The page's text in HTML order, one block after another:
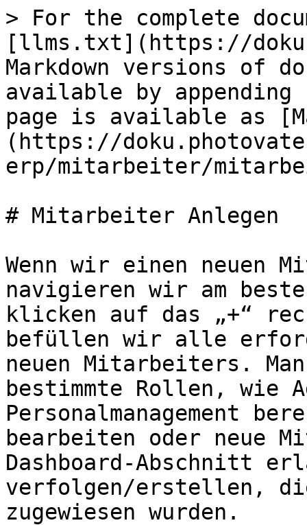
> For the complete
[llms.txt](https://
Markdown versions of
available by
page is available as
(https://
erp/mitarbeiter/
# Mitarbeiter Anlegen
Wenn wir einen neuen
navigieren wir am
klicken auf das „+“
befüllen wir alle
neuen Mitarbeiters.
bestimmte Rollen, wie
Personalmanagement
bearbeiten oder neue
Dashboard-Abschnitt
verfolgen/erstellen,
zugewiesen wurden.